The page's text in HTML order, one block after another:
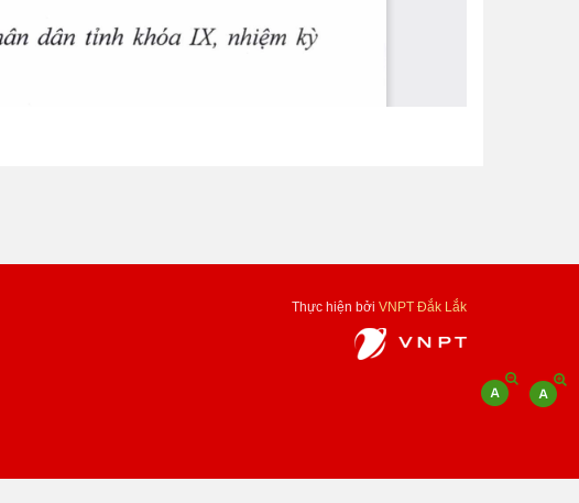
Thực hiện bởi VNPT Đắk Lắk